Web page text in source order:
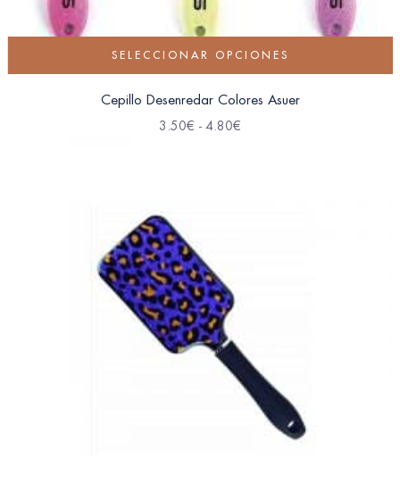
SELECCIONAR OPCIONES
Cepillo Desenredar Colores Asuer
3.50€ - 4.80€